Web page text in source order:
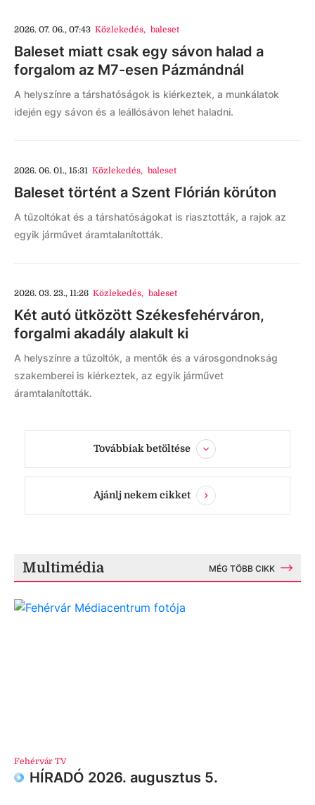
2026. 07. 06., 07:43 Közlekedés, baleset
Baleset miatt csak egy sávon halad a
forgalom az M7-esen Pázmándnál
A helyszínre a társhatóságok is kiérkeztek, a munkálatok
idején egy sávon és a leállósávon lehet haladni.
2026. 06. 01., 15:31 Közlekedés, baleset
Baleset történt a Szent Flórián körúton
A tűzoltókat és a társhatóságokat is riasztották, a rajok az
egyik járművet áramtalanították.
2026. 03. 23., 11:26 Közlekedés, baleset
Két autó ütközött Székesfehérváron,
forgalmi akadály alakult ki
A helyszínre a tűzoltók, a mentők és a városgondnokság
szakemberei is kiérkeztek, az egyik járművet
áramtalanították.
Továbbiak betöltése
Ajánlj nekem cikket
Multimédia MÉG TÖBB CIKK
Fehérvár TV
HÍRADÓ 2026. augusztus 5.